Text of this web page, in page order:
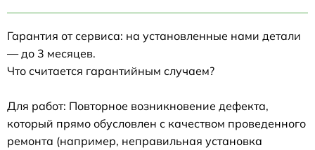
Гарантия от сервиса: на установленные нами детали
— до 3 месяцев.
Что считается гарантийным случаем?
Для работ: Повторное возникновение дефекта,
который прямо обусловлен с качеством проведенного
ремонта (например, неправильная установка